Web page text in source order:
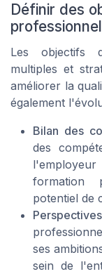
Définir des
professionnel
Les objectifs
multiples et
améliorer la
également
Bilan des
des
formation
potentiel de
ses
sein de